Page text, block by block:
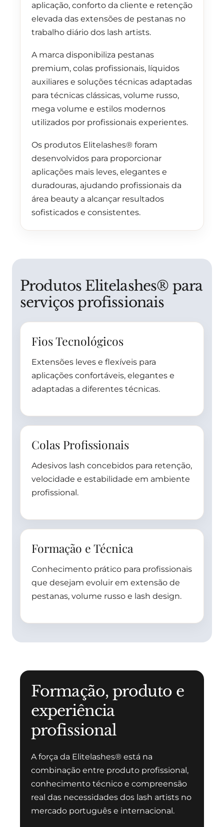
aplicação, conforto da cliente e retenção
elevada das extensões de pestanas no
trabalho diário dos lash artists.
A marca disponibiliza pestanas
premium, colas profissionais, líquidos
auxiliares e soluções técnicas adaptadas
para técnicas clássicas, volume russo,
mega volume e estilos modernos
utilizados por profissionais experientes.
Os produtos Elitelashes® foram
desenvolvidos para proporcionar
aplicações mais leves, elegantes e
duradouras, ajudando profissionais da
área beauty a alcançar resultados
sofisticados e consistentes.
Produtos Elitelashes® para
serviços profissionais
Fios Tecnológicos
Extensões leves e flexíveis para
aplicações confortáveis, elegantes e
adaptadas a diferentes técnicas.
Colas Profissionais
Adesivos lash concebidos para retenção,
velocidade e estabilidade em ambiente
profissional.
Formação e Técnica
Conhecimento prático para profissionais
que desejam evoluir em extensão de
pestanas, volume russo e lash design.
Formação, produto e
experiência
profissional
A força da Elitelashes® está na
combinação entre produto profissional,
conhecimento técnico e compreensão
real das necessidades dos lash artists no
mercado português e internacional.